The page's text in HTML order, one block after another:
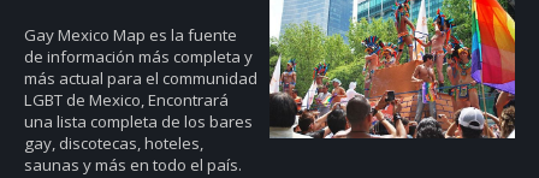
Gay Mexico Map es la fuente
de información más completa y
más actual para el communidad
LGBT de Mexico, Encontrará
una lista completa de los bares
gay, discotecas, hoteles,
saunas y más en todo el país.